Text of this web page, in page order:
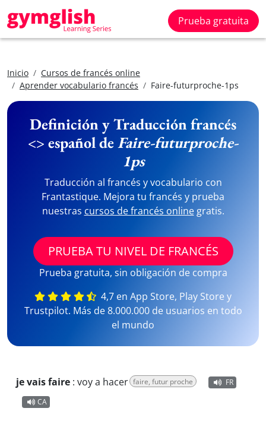
Prueba gratuita
Inicio
Cursos de francés online
Aprender vocabulario francés
Faire-futurproche-1ps
Definición y Traducción francés
<> español deFaire-futurproche-
1ps
Traducción al francés y vocabulario con
Frantastique. Mejora tu francés y prueba
nuestras cursos de francés onlinegratis.
PRUEBA TU NIVEL DE FRANCÉS
Prueba gratuita, sin obligación de compra
4,7 en App Store, Play Store y
Trustpilot. Más de 8.000.000 de usuarios en todo
el mundo
je vais faire : voy a hacer faire, futur proche
FR
CA